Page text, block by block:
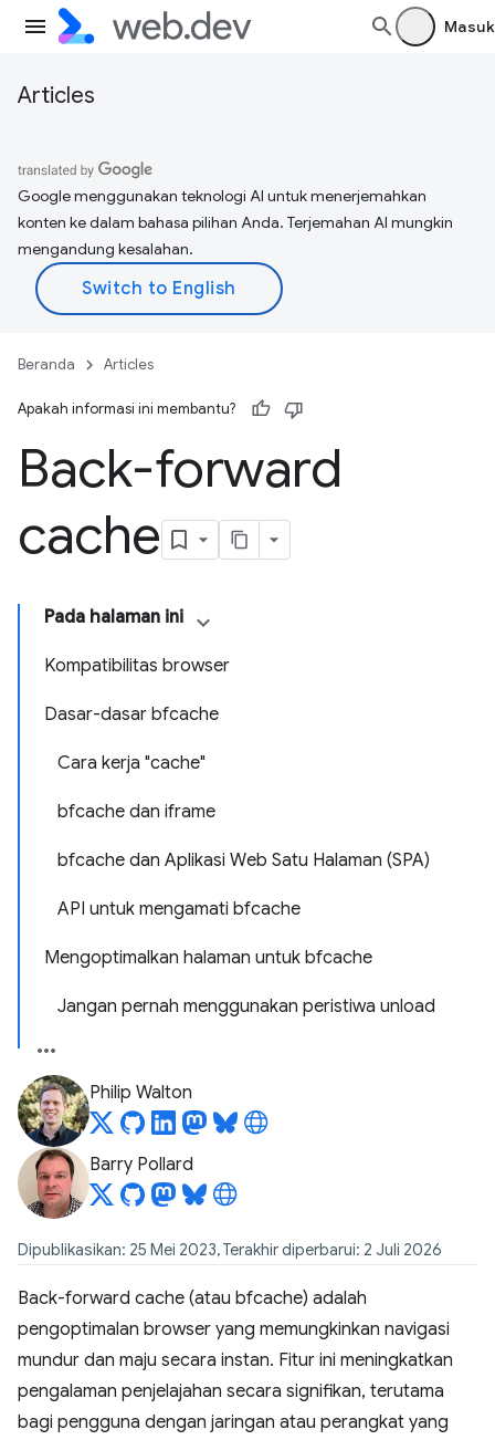
Masuk
Articles
Google menggunakan teknologi AI untuk menerjemahkan
konten ke dalam bahasa pilihan Anda. Terjemahan AI mungkin
mengandung kesalahan.
Beranda Articles
Apakah informasi ini membantu?
Back-forward
cache
Pada halaman ini
Kompatibilitas browser
Dasar-dasar bfcache
Cara kerja "cache"
bfcache dan iframe
bfcache dan Aplikasi Web Satu Halaman (SPA)
API untuk mengamati bfcache
Mengoptimalkan halaman untuk bfcache
Jangan pernah menggunakan peristiwa unload
Philip Walton
Barry Pollard
Dipublikasikan: 25 Mei 2023, Terakhir diperbarui: 2 Juli 2026
Back-forward cache (atau bfcache) adalah
pengoptimalan browser yang memungkinkan navigasi
mundur dan maju secara instan. Fitur ini meningkatkan
pengalaman penjelajahan secara signifikan, terutama
bagi pengguna dengan jaringan atau perangkat yang